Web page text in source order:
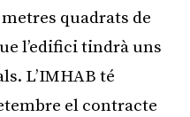
quadrats de
l’edifici tindrà uns
L’IMHAB té
el contracte